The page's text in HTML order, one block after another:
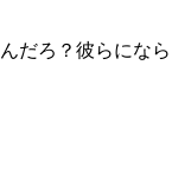
だろ？彼らになら